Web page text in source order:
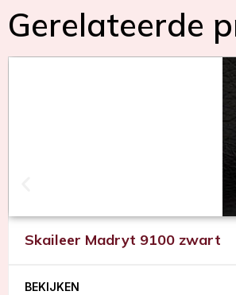
Gerelateerde
Skaileer Madryt 9100 zwart
BEKIJKEN